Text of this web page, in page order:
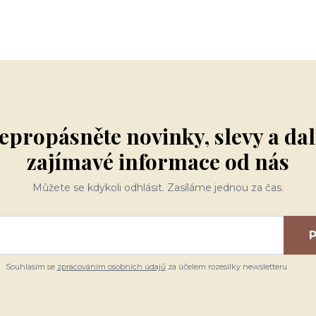
novinky, slevy a
zajímavé informace od nás
Můžete se kdykoli odhlásit. Zasíláme jednou za čas.
Souhlasím se zpracováním osobních údajůza účelem rozesílky newsletteru.